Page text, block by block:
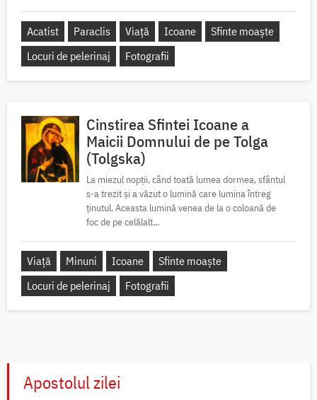
Acatist Paraclis Viață Icoane
Sfinte moaște
Locuri de pelerinaj
Fotografii
Cinstirea Sfintei Icoane a
Maicii Domnului de pe Tolga
(Tolgska)
La miezul nopții, când toată lumea dormea, sfântul
s-a trezit și a văzut o lumină care lumina întreg
ținutul. Aceasta lumină venea de la o coloană de
foc de pe celălalt...
Viață Minuni Icoane
Sfinte moaște
Locuri de pelerinaj
Fotografii
Apostolul zilei